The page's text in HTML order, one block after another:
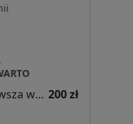
Konsultacja psychologiczna (pierwsza wizyta) 200 zł